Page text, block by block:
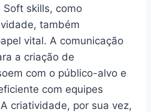
skills, como
também
vital. A comunicação
a criação de
com o público-alvo e
com equipes
criatividade, por sua vez,